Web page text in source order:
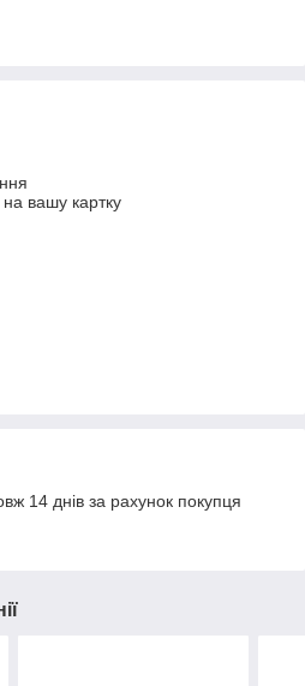
вашу картку
14 днів за рахунок покупця